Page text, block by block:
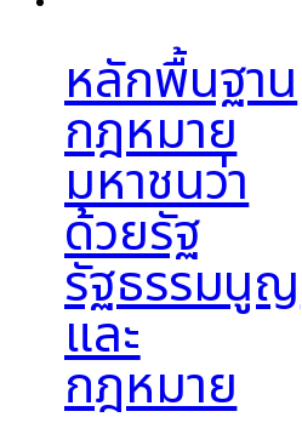
หลักพื้นฐาน
กฎหมาย
มหาชนว่า
ด้วยรัฐ
รัฐธรรมนูญ
และ
กฎหมาย